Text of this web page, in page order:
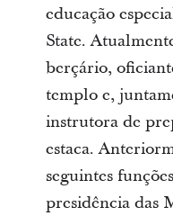
educação
State.
berçário,
templo e,
instrutora de
estaca.
seguintes
presidência das